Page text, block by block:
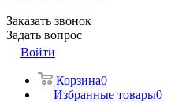
Заказать звонок
Задать вопрос
Войти
Корзина0
Избранные товары0